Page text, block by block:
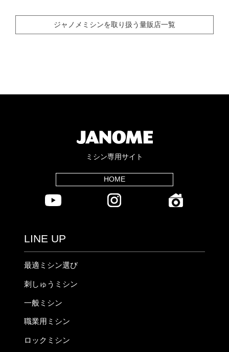
ジャノメミシンを取り扱う量販店一覧
ミシン専用サイト
HOME
LINE UP
最適ミシン選び
刺しゅうミシン
一般ミシン
職業用ミシン
ロックミシン